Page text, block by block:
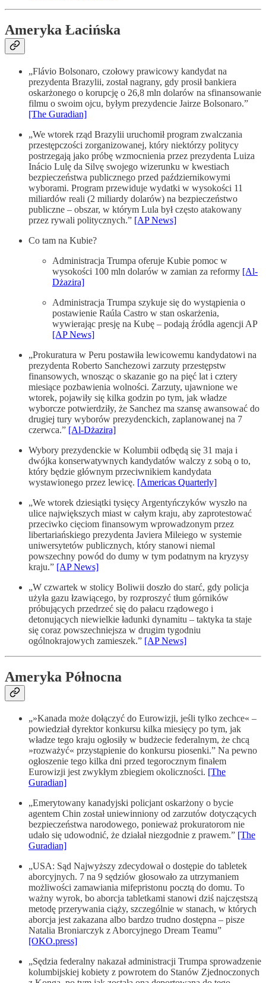
Ameryka Łacińska
„Flávio Bolsonaro, czołowy prawicowy kandydat na
prezydenta Brazylii, został nagrany, gdy prosił bankiera
oskarżonego o korupcję o 26,8 mln dolarów na sfinansowanie
filmu o swoim ojcu, byłym prezydencie Jairze Bolsonaro.”
[The Guradian]
„We wtorek rząd Brazylii uruchomił program zwalczania
przestępczości zorganizowanej, który niektórzy politycy
postrzegają jako próbę wzmocnienia przez prezydenta Luiza
Inácio Lulę da Silvę swojego wizerunku w kwestiach
bezpieczeństwa publicznego przed październikowymi
wyborami. Program przewiduje wydatki w wysokości 11
miliardów reali (2 miliardy dolarów) na bezpieczeństwo
publiczne – obszar, w którym Lula był często atakowany
przez rywali politycznych.” [AP News]
Co tam na Kubie?
Administracja Trumpa oferuje Kubie pomoc w
wysokości 100 mln dolarów w zamian za reformy [Al-
Dżazira]
Administracja Trumpa szykuje się do wystąpienia o
postawienie Raúla Castro w stan oskarżenia,
wywierając presję na Kubę – podają źródła agencji AP
[AP News]
„Prokuratura w Peru postawiła lewicowemu kandydatowi na
prezydenta Roberto Sanchezowi zarzuty przestępstw
finansowych, wnosząc o skazanie go na pięć lat i cztery
miesiące pozbawienia wolności. Zarzuty, ujawnione we
wtorek, pojawiły się kilka godzin po tym, jak władze
wyborcze potwierdziły, że Sanchez ma szansę awansować do
drugiej tury wyborów prezydenckich, zaplanowanej na 7
czerwca.” [Al-Dżazira]
Wybory prezydenckie w Kolumbii odbędą się 31 maja i
dwójka konserwatywnych kandydatów walczy z sobą o to,
który będzie głównym przeciwnikiem kandydata
wystawionego przez lewicę. [Americas Quarterly]
„We wtorek dziesiątki tysięcy Argentyńczyków wyszło na
ulice największych miast w całym kraju, aby zaprotestować
przeciwko cięciom finansowym wprowadzonym przez
libertariańskiego prezydenta Javiera Mileiego w systemie
uniwersytetów publicznych, który stanowi niemal
powszechny powód do dumy w tym podatnym na kryzysy
kraju.” [AP News]
„W czwartek w stolicy Boliwii doszło do starć, gdy policja
użyła gazu łzawiącego, by rozproszyć tłum górników
próbujących przedrzeć się do pałacu rządowego i
detonujących niewielkie ładunki dynamitu – taktyka ta staje
się coraz powszechniejsza w drugim tygodniu
ogólnokrajowych zamieszek.” [AP News]
Ameryka Północna
„»Kanada może dołączyć do Eurowizji, jeśli tylko zechce« –
powiedział dyrektor konkursu kilka miesięcy po tym, jak
władze tego kraju ogłosiły w budżecie federalnym, że chcą
»rozważyć« przystąpienie do konkursu piosenki.” Na pewno
ogłoszenie tego kilka dni przed tegorocznym finałem
Eurowizji jest zwykłym zbiegiem okoliczności. [The
Guradian]
„Emerytowany kanadyjski policjant oskarżony o bycie
agentem Chin został uniewinniony od zarzutów dotyczących
bezpieczeństwa narodowego, ponieważ prokuratorom nie
udało się udowodnić, że działał niezgodnie z prawem.” [The
Guradian]
„USA: Sąd Najwyższy zdecydował o dostępie do tabletek
aborcyjnych. 7 na 9 sędziów głosowało za utrzymaniem
możliwości zamawiania mifepristonu pocztą do domu. To
ważny wyrok, bo aborcja tabletkami stanowi dziś najczęstszą
metodę przerywania ciąży, szczególnie w stanach, w których
aborcja jest zakazana albo bardzo trudno dostępna – pisze
Natalia Broniarczyk z Aborcyjnego Dream Teamu”
[OKO.press]
„Sędzia federalny nakazał administracji Trumpa sprowadzenie
kolumbijskiej kobiety z powrotem do Stanów Zjednoczonych